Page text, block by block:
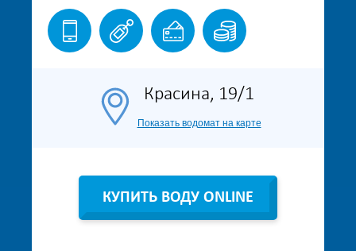
Красина, 19/1
Показать водомат на карте
КУПИТЬ ВОДУ ONLINE